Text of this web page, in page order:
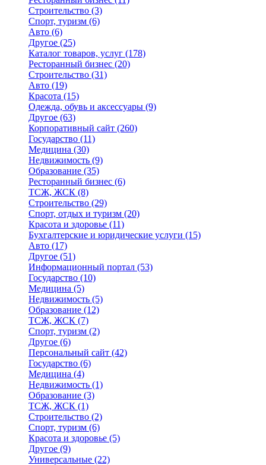
Строительство (3)
Спорт, туризм (6)
Авто (6)
Другое (25)
Каталог товаров, услуг (178)
Ресторанный бизнес (20)
Строительство (31)
Авто (19)
Красота (15)
Одежда, обувь и аксессуары (9)
Другое (63)
Корпоративный сайт (260)
Государство (11)
Медицина (30)
Недвижимость (9)
Образование (35)
Ресторанный бизнес (6)
ТСЖ, ЖСК (8)
Строительство (29)
Спорт, отдых и туризм (20)
Красота и здоровье (11)
Бухгалтерские и юридические услуги (15)
Авто (17)
Другое (51)
Информационный портал (53)
Государство (10)
Медицина (5)
Недвижимость (5)
Образование (12)
ТСЖ, ЖСК (7)
Спорт, туризм (2)
Другое (6)
Персональный сайт (42)
Государство (6)
Медицина (4)
Недвижимость (1)
Образование (3)
ТСЖ, ЖСК (1)
Строительство (2)
Спорт, туризм (6)
Красота и здоровье (5)
Другое (9)
Универсальные (22)